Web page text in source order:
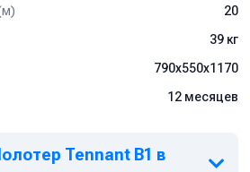
торговли, медицинских и
офисных зданий, индустрии
компаний.
(размывочное устройство), пэды
20
39 кг
790x550x1170
12 месяцев
Tennant B1 в